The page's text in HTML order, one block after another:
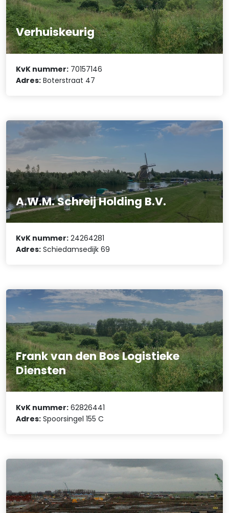
Verhuiskeurig
KvK nummer: 70157146
Adres: Boterstraat 47
A.W.M. Schreij Holding B.V.
KvK nummer: 24264281
Adres: Schiedamsedijk 69
Frank van den Bos Logistieke
Diensten
KvK nummer: 62826441
Adres: Spoorsingel 155 C